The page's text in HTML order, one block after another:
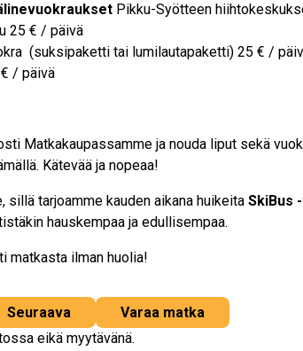
Pikku-Syötteen
25 € / päivä
(suksipaketti tai lumilautapaketti) 25 € /
/ päivä
Matkakaupassamme ja nouda liput sekä
Kätevää ja nopeaa!
sillä tarjoamme kauden aikana huikeita SkiBus
hauskempaa ja edullisempaa.
matkasta ilman huolia!
Seuraava
Varaa matka
eikä myytävänä.